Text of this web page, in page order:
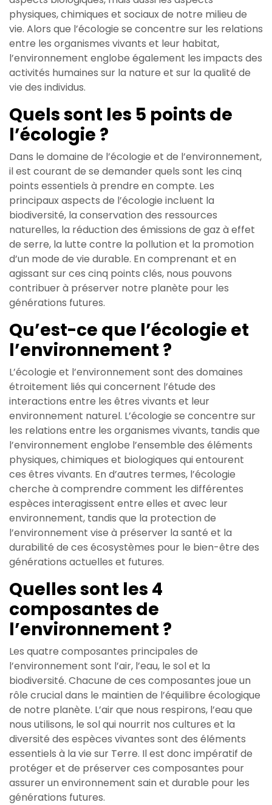
physiques, chimiques et sociaux de notre milieu de
vie. Alors que l’écologie se concentre sur les relations
entre les organismes vivants et leur habitat,
l’environnement englobe également les impacts des
activités humaines sur la nature et sur la qualité de
vie des individus.
Quels sont les 5 points de
l’écologie ?
Dans le domaine de l’écologie et de l’environnement,
il est courant de se demander quels sont les cinq
points essentiels à prendre en compte. Les
principaux aspects de l’écologie incluent la
biodiversité, la conservation des ressources
naturelles, la réduction des émissions de gaz à effet
de serre, la lutte contre la pollution et la promotion
d’un mode de vie durable. En comprenant et en
agissant sur ces cinq points clés, nous pouvons
contribuer à préserver notre planète pour les
générations futures.
Qu’est-ce que l’écologie et
l’environnement ?
L’écologie et l’environnement sont des domaines
étroitement liés qui concernent l’étude des
interactions entre les êtres vivants et leur
environnement naturel. L’écologie se concentre sur
les relations entre les organismes vivants, tandis que
l’environnement englobe l’ensemble des éléments
physiques, chimiques et biologiques qui entourent
ces êtres vivants. En d’autres termes, l’écologie
cherche à comprendre comment les différentes
espèces interagissent entre elles et avec leur
environnement, tandis que la protection de
l’environnement vise à préserver la santé et la
durabilité de ces écosystèmes pour le bien-être des
générations actuelles et futures.
Quelles sont les 4
composantes de
l’environnement ?
Les quatre composantes principales de
l’environnement sont l’air, l’eau, le sol et la
biodiversité. Chacune de ces composantes joue un
rôle crucial dans le maintien de l’équilibre écologique
de notre planète. L’air que nous respirons, l’eau que
nous utilisons, le sol qui nourrit nos cultures et la
diversité des espèces vivantes sont des éléments
essentiels à la vie sur Terre. Il est donc impératif de
protéger et de préserver ces composantes pour
assurer un environnement sain et durable pour les
générations futures.